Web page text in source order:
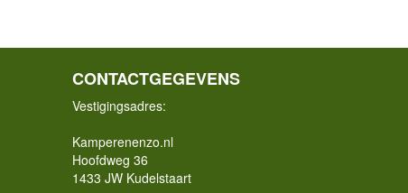
CONTACTGEGEVENS
Vestigingsadres:
Kamperenenzo.nl
Hoofdweg 36
1433 JW Kudelstaart